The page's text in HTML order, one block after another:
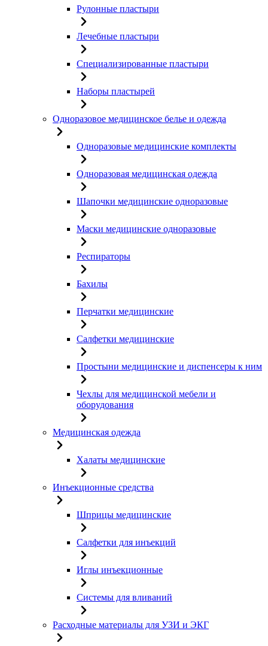
Рулонные пластыри
Лечебные пластыри
Специализированные пластыри
Наборы пластырей
Одноразовое медицинское белье и одежда
Одноразовые медицинские комплекты
Одноразовая медицинская одежда
Шапочки медицинские одноразовые
Маски медицинские одноразовые
Респираторы
Бахилы
Перчатки медицинские
Салфетки медицинские
Простыни медицинские и диспенсеры к ним
Чехлы для медицинской мебели и
оборудования
Медицинская одежда
Халаты медицинские
Инъекционные средства
Шприцы медицинские
Салфетки для инъекций
Иглы инъекционные
Системы для вливаний
Расходные материалы для УЗИ и ЭКГ